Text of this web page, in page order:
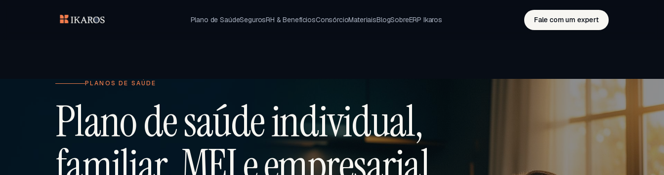
Plano de SaúdeSegurosRH & BenefíciosConsórcioMateriaisBlogSobreERP Ikaros Fale com um expert
PLANOS DE SAÚDE
Plano de saúde individual,